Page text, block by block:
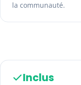
la communauté.
Inclus